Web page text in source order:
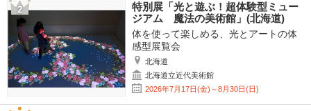
特別展「光と遊ぶ！超体験型ミュー
ジアム 魔法の美術館」(北海道)
体を使って楽しめる、光とアートの体
感型展覧会
北海道
北海道立近代美術館
2026年7月17日(金)～8月30日(日)